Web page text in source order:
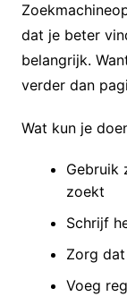
dat je beter
belangrijk.
verder dan
Wat kun je
Gebruik
zoekt
Schrijf
Zorg
Voeg